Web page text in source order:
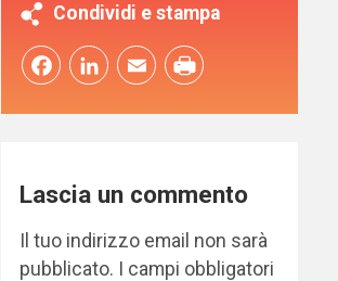
Condividi e stampa
FacebookLinkedInEmail
Lascia un commento
Il tuo indirizzo email non sarà
pubblicato. I campi obbligatori